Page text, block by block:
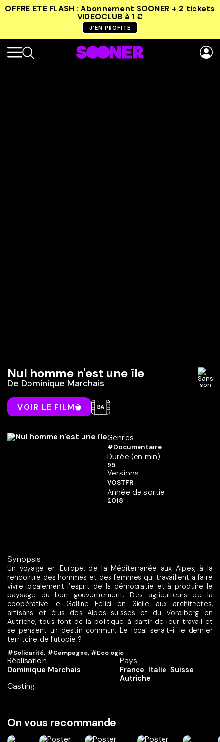
OFFRE ETE FLASH : Abonnement SOONER + 2 tickets
VIDEOCLUB à 1 €
J’EN PROFITE
Nul homme n'est une île
De Dominique Marchais
VOIR LE FILM
Genres
#Documentaire
Durée (en min)
95
Versions
VOSTFR
Année de sortie
2018
Synopsis
Un voyage en Europe, de la Méditerranée aux Alpes, à la
rencontre des hommes et des femmes qui travaillent à faire
vivre localement l’esprit de la démocratie et à produire le
paysage du bon gouvernement. Des agriculteurs de la
coopérative le Galline Felici en Sicile aux architectes,
artisans et élus des Alpes suisses et du Voralberg en
Autriche, tous font de la politique à partir de leur travail et
se pensent un destin commun. Le local serait-il le dernier
territoire de l’utopie ?
#Solidarité, #Campagne, #Ecologie
Réalisation
Dominique Marchais
Casting
Pays
France Italie Suisse
Autriche
On vous recommande